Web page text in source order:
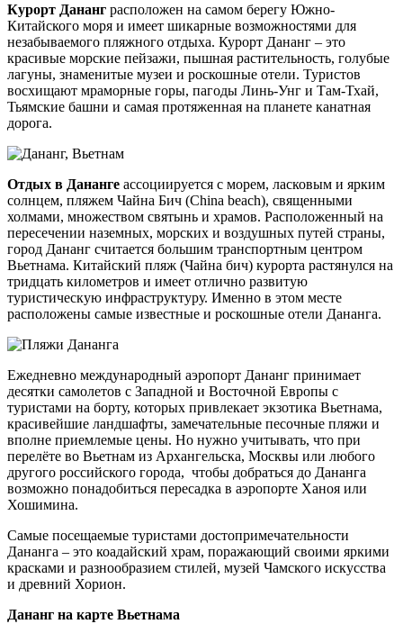
Курорт Дананг расположен на самом берегу Южно-
Китайского моря и имеет шикарные возможностями для
незабываемого пляжного отдыха. Курорт Дананг – это
красивые морские пейзажи, пышная растительность, голубые
лагуны, знаменитые музеи и роскошные отели. Туристов
восхищают мраморные горы, пагоды Линь-Унг и Там-Тхай,
Тьямские башни и самая протяженная на планете канатная
дорога.
Отдых в Дананге ассоциируется с морем, ласковым и ярким
солнцем, пляжем Чайна Бич (China beach), священными
холмами, множеством святынь и храмов. Расположенный на
пересечении наземных, морских и воздушных путей страны,
город Дананг считается большим транспортным центром
Вьетнама. Китайский пляж (Чайна бич) курорта растянулся на
тридцать километров и имеет отлично развитую
туристическую инфраструктуру. Именно в этом месте
расположены самые известные и роскошные отели Дананга.
Ежедневно международный аэропорт Дананг принимает
десятки самолетов с Западной и Восточной Европы с
туристами на борту, которых привлекает экзотика Вьетнама,
красивейшие ландшафты, замечательные песочные пляжи и
вполне приемлемые цены. Но нужно учитывать, что при
перелёте во Вьетнам из Архангельска, Москвы или любого
другого российского города, чтобы добраться до Дананга
возможно понадобиться пересадка в аэропорте Ханоя или
Хошимина.
Самые посещаемые туристами достопримечательности
Дананга – это коадайский храм, поражающий своими яркими
красками и разнообразием стилей, музей Чамского искусства
и древний Хорион.
Дананг на карте Вьетнама